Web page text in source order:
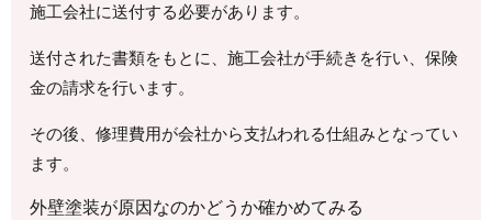
施工会社に送付する必要があります。
送付された書類をもとに、施工会社が手続きを行い、保険
金の請求を行います。
その後、修理費用が会社から支払われる仕組みとなってい
ます。
外壁塗装が原因なのかどうか確かめてみる